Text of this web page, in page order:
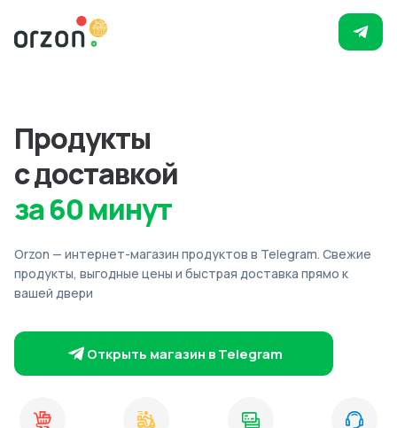
Продукты
с доставкой
за 60 минут
Orzon — интернет-магазин продуктов в Telegram. Свежие
продукты, выгодные цены и быстрая доставка прямо к
вашей двери
Открыть магазин в Telegram